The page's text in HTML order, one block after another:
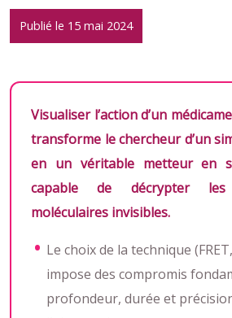
Publié le 15 mai 2024
Visualiser l’action d’un
transforme le chercheur d’un
en un véritable metteur en
capable de décrypter les
moléculaires invisibles.
Le choix de la technique
impose des compromis
profondeur, durée et